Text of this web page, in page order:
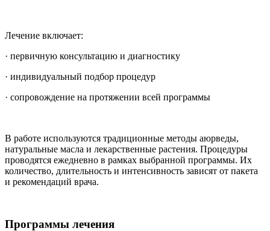
Лечение включает:
· первичную консультацию и диагностику
· индивидуальный подбор процедур
· сопровождение на протяжении всей программы
В работе используются традиционные методы аюрведы,
натуральные масла и лекарственные растения. Процедуры
проводятся ежедневно в рамках выбранной программы. Их
количество, длительность и интенсивность зависят от пакета
и рекомендаций врача.
Программы лечения